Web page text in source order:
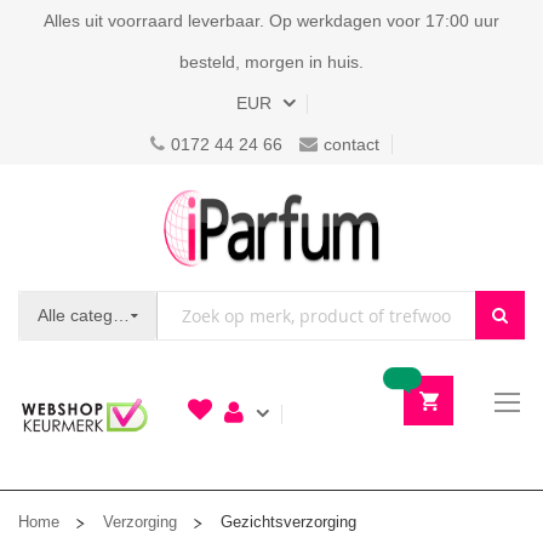
Alles uit voorraard leverbaar. Op werkdagen voor 17:00 uur
besteld, morgen in huis.
EUR
0172 44 24 66 contact
Home Verzorging Gezichtsverzorging